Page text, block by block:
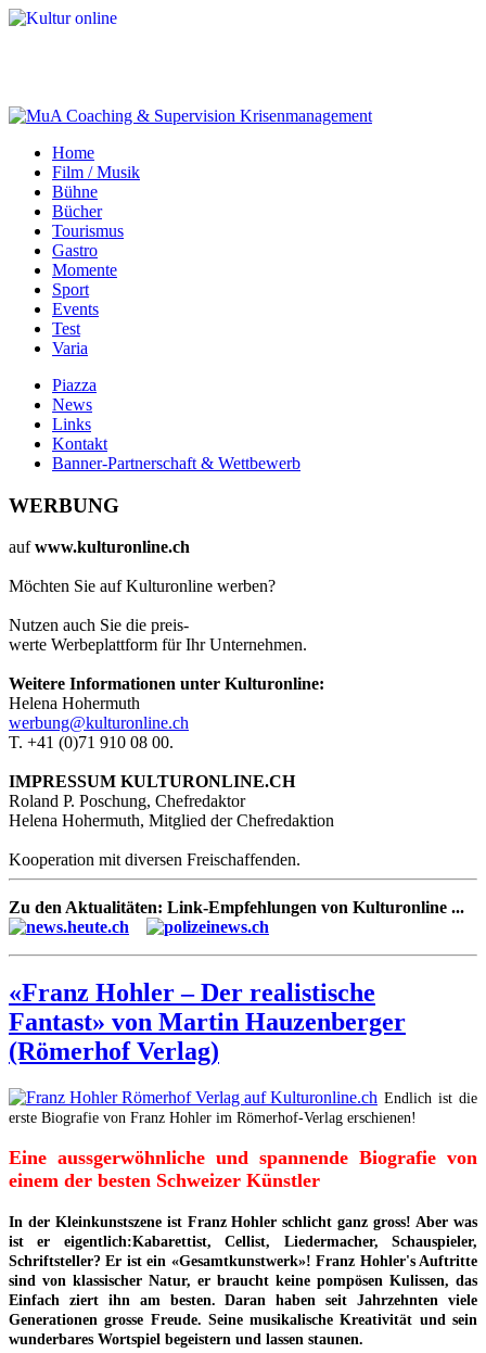
Home
Film / Musik
Bühne
Bücher
Tourismus
Gastro
Momente
Sport
Events
Test
Varia
Piazza
News
Links
Kontakt
Banner-Partnerschaft & Wettbewerb
WERBUNG
aufwww.kulturonline.ch
Möchten Sie auf Kulturonline werben?
Nutzen auch Sie die preis-
werte Werbeplattform für Ihr Unternehmen.
Weitere Informationen unter Kulturonline:
Helena Hohermuth
werbung@kulturonline.ch
T. +41 (0)71 910 08 00.
IMPRESSUM KULTURONLINE.CH
Roland P. Poschung, Chefredaktor
Helena Hohermuth, Mitglied der Chefredaktion
Kooperation mit diversen Freischaffenden.
Zu den Aktualitäten: Link-Empfehlungen von Kulturonline ...
«Franz Hohler – Der realistische
Fantast» von Martin Hauzenberger
(Römerhof Verlag)
Endlich ist die
erste Biografie von Franz Hohler im Römerhof-Verlag erschienen!
Eine aussgerwöhnliche und spannende Biografie von
einem der besten Schweizer Künstler
In der Kleinkunstszene ist Franz Hohler schlicht ganz gross! Aber was
ist er eigentlich:Kabarettist, Cellist, Liedermacher, Schauspieler,
Schriftsteller? Er ist ein «Gesamtkunstwerk»!Franz Hohler's Auftritte
sind von klassischer Natur, er braucht keine pompösen Kulissen, das
Einfach ziert ihn am besten. Daran haben seit Jahrzehnten viele
Generationen grosse Freude. Seine musikalische Kreativität und sein
wunderbares Wortspiel begeistern und lassen staunen.